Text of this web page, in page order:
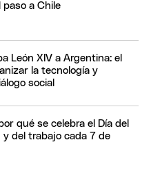
paso a Chile
León XIV a Argentina: el
la tecnología y
social
qué se celebra el Día del
y del trabajo cada 7 de